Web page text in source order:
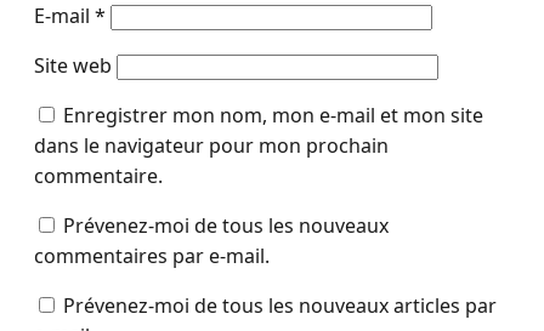
E-mail *
Site web
Enregistrer mon nom, mon e-mail et mon site
dans le navigateur pour mon prochain
commentaire.
Prévenez-moi de tous les nouveaux
commentaires par e-mail.
Prévenez-moi de tous les nouveaux articles par